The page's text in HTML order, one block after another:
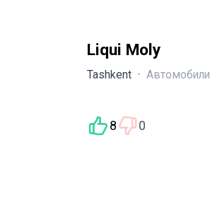
Liqui Moly
Tashkent · Автомобили
8 0